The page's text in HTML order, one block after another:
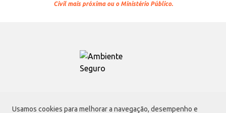
Usamos cookies para melhorar a navegação, desempenho e
Civil mais próxima ou o Ministério Público.
Atacadão S.A.